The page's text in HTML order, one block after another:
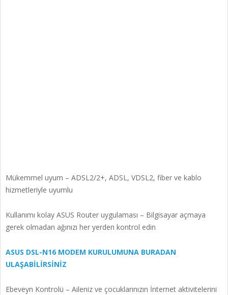
Mükemmel uyum – ADSL2/2+, ADSL, VDSL2, fiber ve kablo
hizmetleriyle uyumlu
Kullanımı kolay ASUS Router uygulaması – Bilgisayar açmaya
gerek olmadan ağınızı her yerden kontrol edin
ASUS DSL-N16 MODEM KURULUMUNA BURADAN
ULAŞABİLİRSİNİZ
Ebeveyn Kontrolü – Aileniz ve çocuklarınızın İnternet aktivitelerini